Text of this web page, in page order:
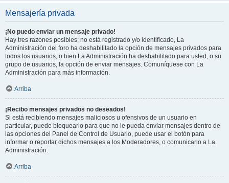
Mensajería privada
¡No puedo enviar un mensaje privado!
Hay tres razones posibles; no está registrado y/o identificado, La
Administración del foro ha deshabilitado la opción de mensajes privados para
todos los usuarios, o bien La Administración ha deshabilitado para usted, o su
grupo de usuarios, la opción de enviar mensajes. Comuníquese con La
Administración para más información.
Arriba
¡Recibo mensajes privados no deseados!
Si está recibiendo mensajes maliciosos u ofensivos de un usuario en
particular, puede bloquearlo para que no le pueda enviar mensajes dentro de
las opciones del Panel de Control de Usuario, puede usar el botón para
informar o reportar dichos mensajes a los Moderadores, o comunicarlo a La
Administración.
Arriba